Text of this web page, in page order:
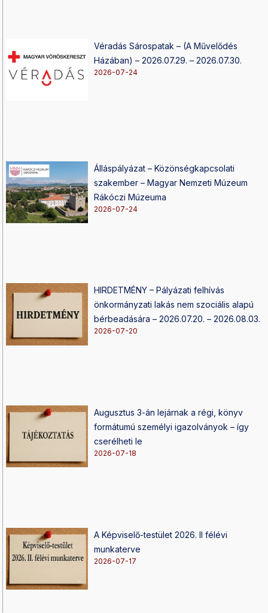
Véradás Sárospatak – (A Művelődés
Házában) – 2026.07.29. – 2026.07.30.
2026-07-24
Álláspályázat – Közönségkapcsolati
szakember – Magyar Nemzeti Múzeum
Rákóczi Múzeuma
2026-07-24
HIRDETMÉNY – Pályázati felhívás
önkormányzati lakás nem szociális alapú
bérbeadására – 2026.07.20. – 2026.08.03.
2026-07-20
Augusztus 3-án lejárnak a régi, könyv
formátumú személyi igazolványok – így
cserélheti le
2026-07-18
A Képviselő-testület 2026. II félévi
munkaterve
2026-07-17